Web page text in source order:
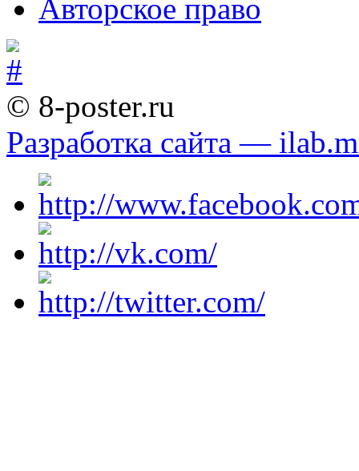
Авторское право
© 8-poster.ru
Разработка сайта —